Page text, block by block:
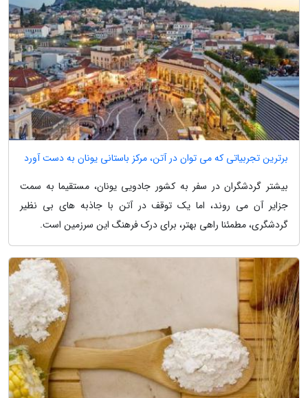
برترین تجربیاتی که می توان در آتن، مرکز باستانی یونان به دست آورد
بیشتر گردشگران در سفر به کشور جادویی یونان، مستقیما به سمت
جزایر آن می روند، اما یک توقف در آتن با جاذبه های بی نظیر
گردشگری، مطمئنا راهی بهتر، برای درک فرهنگ این سرزمین است.